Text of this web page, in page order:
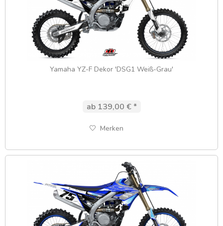
Yamaha YZ-F Dekor 'DSG1 Weiß-Grau'
ab 139,00 € *
Merken